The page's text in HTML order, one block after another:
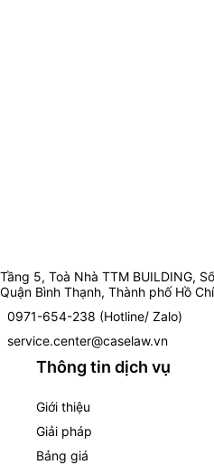
Tầng 5, Toà Nhà TTM BUILDING,
Quận Bình Thạnh, Thành phố Hồ
0971-654-238 (Hotline/ Zalo)
service.center@caselaw.vn
Thông tin dịch vụ
Giới thiệu
Giải pháp
Bảng giá